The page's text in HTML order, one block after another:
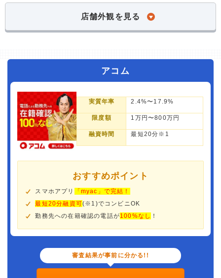
店舗外観を見る
アコム
実質年率 2.4%〜17.9%
限度額 1万円〜800万円
融資時間 最短20分※1
おすすめポイント
スマホアプリ
「myac」で完結！
最短20分融資可(※1)でコンビニOK
勤務先への在籍確認の電話が100%なし ！
審査結果が事前に分かる!!